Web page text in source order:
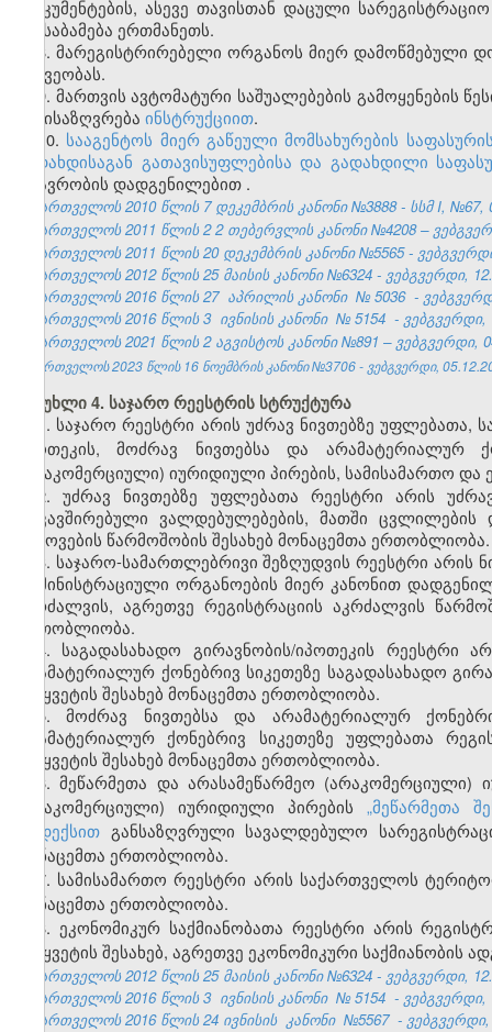
დოკუმენტების, ასევე თავისთან დაცული
შეესაბამება ერთმანეთს.
8. მარეგისტრირებელი ორგანოს მიერ დამოწმებული
იგივეობას.
9. მართვის ავტომატური საშუალებების გამოყენების
განისაზღვრება ინსტრუქციით.
10. სააგენტოს მიერ გაწეული მომსახურების
გადახდისაგან გათავისუფლებისა და გადახდილი
მთავრობის დადგენილებით .
საქართველოს 2010 წლის 7 დეკემბრის კანონი №3888 - სსმ I, №67,
საქართველოს 2011 წლის 2 2 თებერვლის კანონი №4208–
საქართველოს 2011 წლის 20 დეკემბრის კანონი №5565 -
საქართველოს 2012 წლის 25 მაისის კანონი №6324 - ვებგვერდი,
საქართველოს 2016 წლის 27 აპრილის კანონი № 5036 -
საქართველოს 2016 წლის 3 ივნისის კანონი № 5154 - ვებგვერდი,
საქართველოს 2021 წლის 2 აგვისტოს კანონი №891 – ვებგვერდი,
საქართველოს 2023 წლის 16 ნოემბრის კანონი №3706 - ვებგვერდი,
მუხლი 4. საჯარო რეესტრის სტრუქტურა
1. საჯარო რეესტრი არის უძრავ ნივთებზე უფლებათა,
იპოთეკის, მოძრავ ნივთებსა და არამატერიალურ
(არაკომერციული) იურიდიული პირების, სამისამართო
2. უძრავ ნივთებზე უფლებათა რეესტრი არის
დაკავშირებული ვალდებულებების, მათში
მიტოვების წარმოშობის შესახებ მონაცემთა ერთობლიობა.
3. საჯარო-სამართლებრივი შეზღუდვის რეესტრი არის
ადმინისტრაციული ორგანოების მიერ კანონით
აკრძალვის, აგრეთვე რეგისტრაციის აკრძალვის
ერთობლიობა.
4. საგადასახადო გირავნობის/იპოთეკის რეესტრი
არამატერიალურ ქონებრივ სიკეთეზე საგადასახადო
შეწყვეტის შესახებ მონაცემთა ერთობლიობა.
5. მოძრავ ნივთებსა და არამატერიალურ
არამატერიალურ ქონებრივ სიკეთეზე უფლებათა
შეწყვეტის შესახებ მონაცემთა ერთობლიობა.
6. მეწარმეთა და არასამეწარმეო
(არაკომერციული) იურიდიული პირების „მეწარმეთა
კოდექსით განსაზღვრული სავალდებულო
მონაცემთა ერთობლიობა.
7. სამისამართო რეესტრი არის საქართველოს
მონაცემთა ერთობლიობა.
8. ეკონომიკურ საქმიანობათა რეესტრი არის
შეწყვეტის შესახებ, აგრეთვე ეკონომიკური
საქართველოს 2012 წლის 25 მაისის კანონი №6324 - ვებგვერდი,
საქართველოს 2016 წლის 3 ივნისის კანონი № 5154 - ვებგვერდი,
საქართველოს 2016 წლის 24 ივნისის კანონი №5567 - ვებგვერდი,